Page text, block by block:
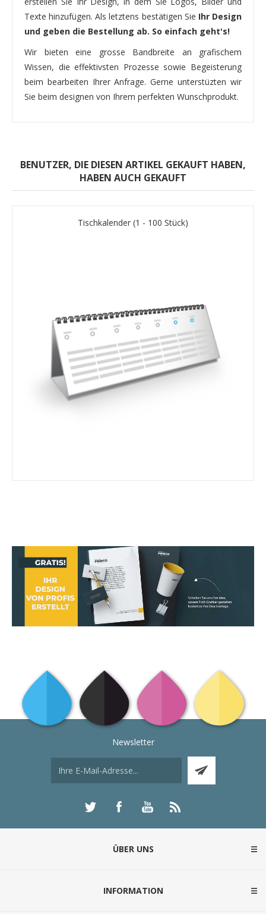
Texte hinzufügen. Als letztens bestätigen Sie Ihr Design
und geben die Bestellung ab. So einfach geht's!
Wir bieten eine grosse Bandbreite an grafischem
Wissen, die effektivsten Prozesse sowie Begeisterung
beim bearbeiten Ihrer Anfrage. Gerne unterstüzten wir
Sie beim designen von Ihrem perfekten Wunschprodukt.
BENUTZER, DIE DIESEN ARTIKEL GEKAUFT HABEN,
HABEN AUCH GEKAUFT
Tischkalender (1 - 100 Stück)
Newsletter
ÜBER UNS
INFORMATION